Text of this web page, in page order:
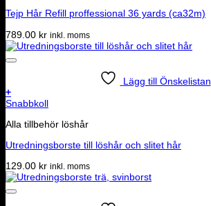
Tejp Hår Refill proffessional 36 yards (ca32m)
789.00 kr inkl. moms
Lägg till Önskelistan
+
Snabbkoll
Alla tillbehör löshår
Utredningsborste till löshår och slitet hår
129.00 kr inkl. moms